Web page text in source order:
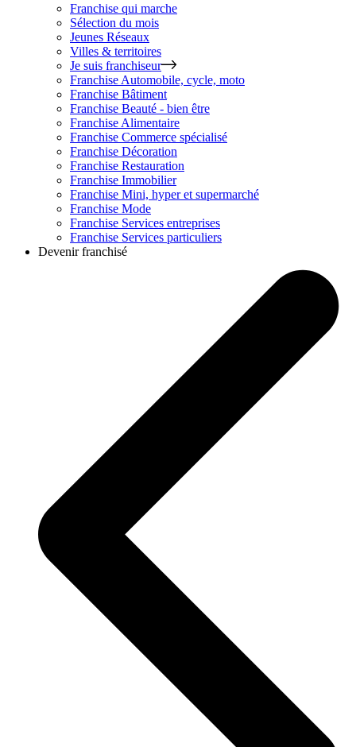
Franchise qui marche
Sélection du mois
Jeunes Réseaux
Villes & territoires
Je suis franchiseur
Franchise Automobile, cycle, moto
Franchise Bâtiment
Franchise Beauté - bien être
Franchise Alimentaire
Franchise Commerce spécialisé
Franchise Décoration
Franchise Restauration
Franchise Immobilier
Franchise Mini, hyper et supermarché
Franchise Mode
Franchise Services entreprises
Franchise Services particuliers
Devenir franchisé